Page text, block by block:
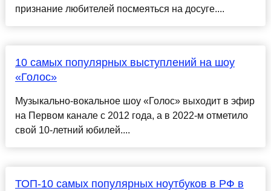
признание любителей посмеяться на досуге....
10 самых популярных выступлений на шоу
«Голос»
Музыкально-вокальное шоу «Голос» выходит в эфир
на Первом канале с 2012 года, а в 2022-м отметило
свой 10-летний юбилей....
ТОП-10 самых популярных ноутбуков в РФ в